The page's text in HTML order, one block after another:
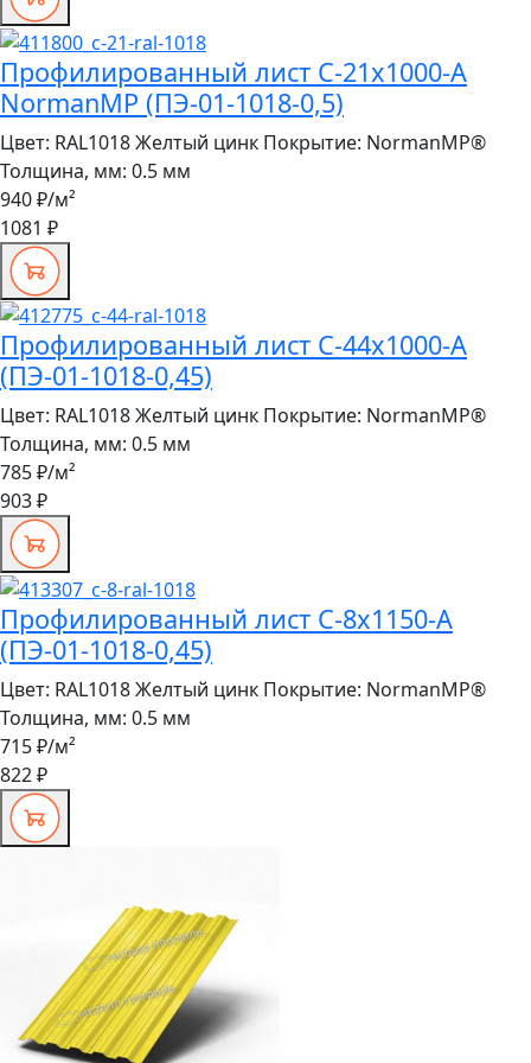
Профилированный лист С-21x1000-A
NormanMP (ПЭ-01-1018-0,5)
Цвет: RAL1018 Желтый цинк Покрытие: NormanMP®
Толщина, мм: 0.5 мм
940 ₽/м²
1081 ₽
Профилированный лист С-44x1000-A
(ПЭ-01-1018-0,45)
Цвет: RAL1018 Желтый цинк Покрытие: NormanMP®
Толщина, мм: 0.5 мм
785 ₽/м²
903 ₽
Профилированный лист С-8x1150-A
(ПЭ-01-1018-0,45)
Цвет: RAL1018 Желтый цинк Покрытие: NormanMP®
Толщина, мм: 0.5 мм
715 ₽/м²
822 ₽